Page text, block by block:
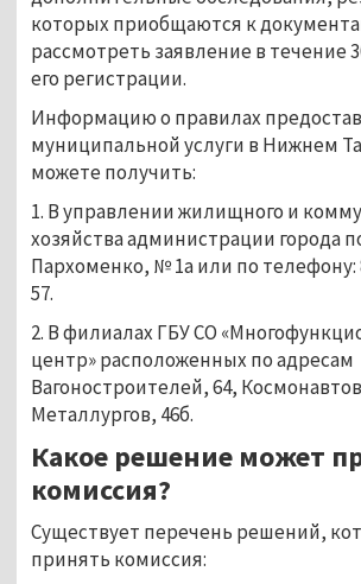
которых приобщаются к
рассмотреть заявление в течение
его регистрации.
Информацию о правилах
муниципальной услуги в Нижнем
можете получить:
1. В управлении жилищного и
хозяйства администрации города
Пархоменко, № 1а или по телефону:
57.
2. В филиалах ГБУ СО
центр» расположенных по адресам
Вагоностроителей, 64,
Металлургов, 46б.
Какое решение может
комиссия?
Существует перечень решений,
принять комиссия: